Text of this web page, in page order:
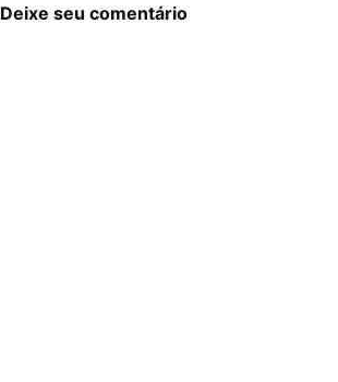
Deixe seu comentário